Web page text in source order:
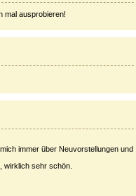
mal ausprobieren!
immer über Neuvorstellungen und
wirklich sehr schön.